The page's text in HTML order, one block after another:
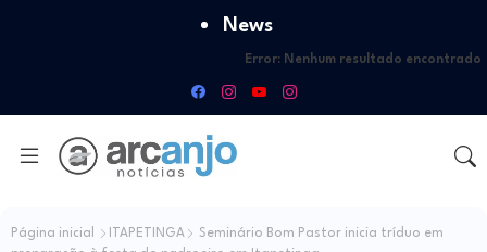
News
Error: Nenhum resultado encontrado
Página inicial ITAPETINGA
Seminário Bom Pastor inicia tríduo em